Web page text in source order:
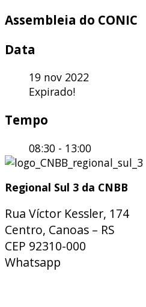
Assembleia do CONIC
Data
19 nov 2022
Expirado!
Tempo
08:30 - 13:00
Regional Sul 3 da CNBB
Rua Víctor Kessler, 174
Centro, Canoas – RS
CEP 92310-000
Whatsapp